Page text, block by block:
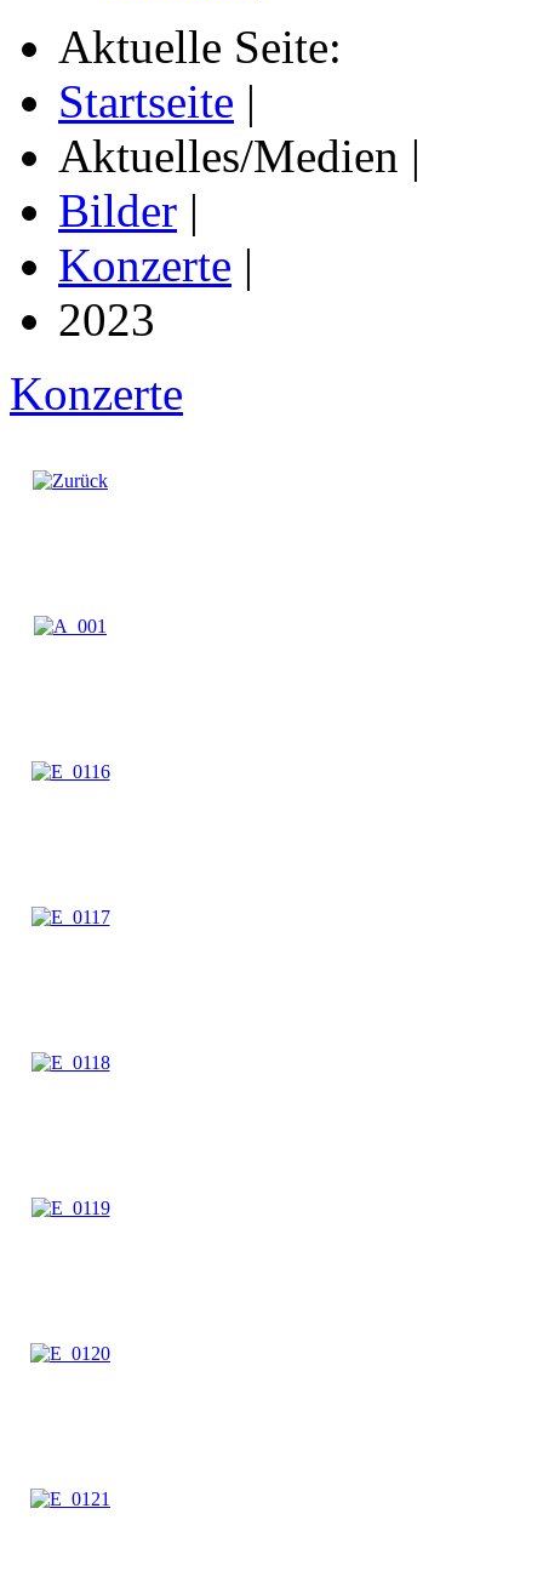
Aktuelle Seite:
Startseite |
Aktuelles/Medien |
Bilder |
Konzerte |
2023
Konzerte